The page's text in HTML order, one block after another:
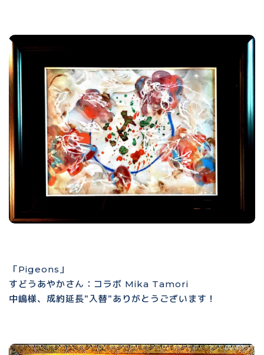
「Pigeons」
すどうあやかさん：コラボ Mika Tamori
中嶋様、成約延長”入替”ありがとうございます！